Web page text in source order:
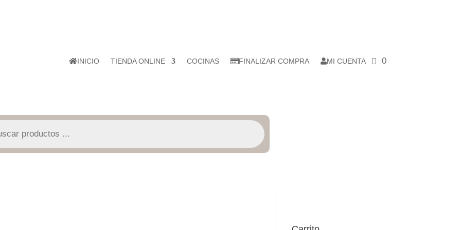
INICIO TIENDA ONLINE COCINAS FINALIZAR COMPRA MI CUENTA 0